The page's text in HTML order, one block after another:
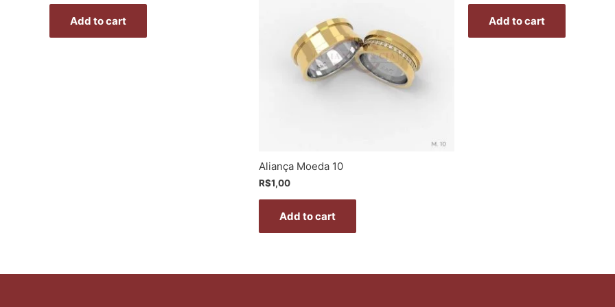
Add to cart
Aliança Moeda 10
R$1,00
Add to cart
Add to cart